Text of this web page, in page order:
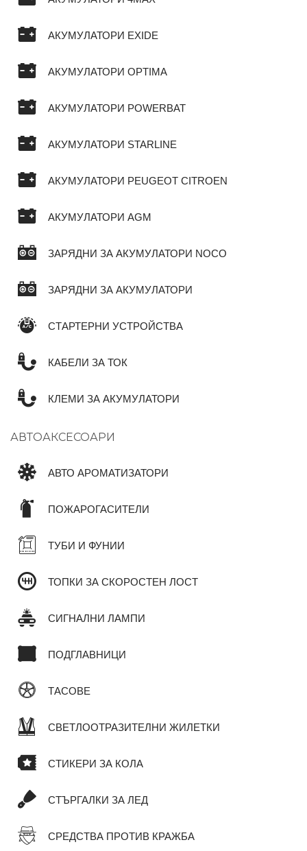
АКУМУЛАТОРИ EXIDE
АКУМУЛАТОРИ OPTIMA
АКУМУЛАТОРИ POWERBAT
АКУМУЛАТОРИ STARLINE
АКУМУЛАТОРИ PEUGEOT CITROEN
АКУМУЛАТОРИ AGM
ЗАРЯДНИ ЗА АКУМУЛАТОРИ NOCO
ЗАРЯДНИ ЗА АКУМУЛАТОРИ
СТАРТЕРНИ УСТРОЙСТВА
КАБЕЛИ ЗА ТОК
КЛЕМИ ЗА АКУМУЛАТОРИ
АВТОАКСЕСОАРИ
АВТО АРОМАТИЗАТОРИ
ПОЖАРОГАСИТЕЛИ
ТУБИ И ФУНИИ
ТОПКИ ЗА СКОРОСТЕН ЛОСТ
СИГНАЛНИ ЛАМПИ
ПОДГЛАВНИЦИ
ТАСОВЕ
СВЕТЛООТРАЗИТЕЛНИ ЖИЛЕТКИ
СТИКЕРИ ЗА КОЛА
СТЪРГАЛКИ ЗА ЛЕД
СРЕДСТВА ПРОТИВ КРАЖБА